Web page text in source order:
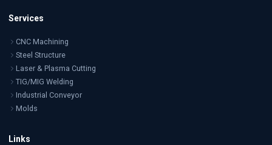
Services
CNC Machining
Steel Structure
Laser & Plasma Cutting
TIG/MIG Welding
Industrial Conveyor
Molds
Links